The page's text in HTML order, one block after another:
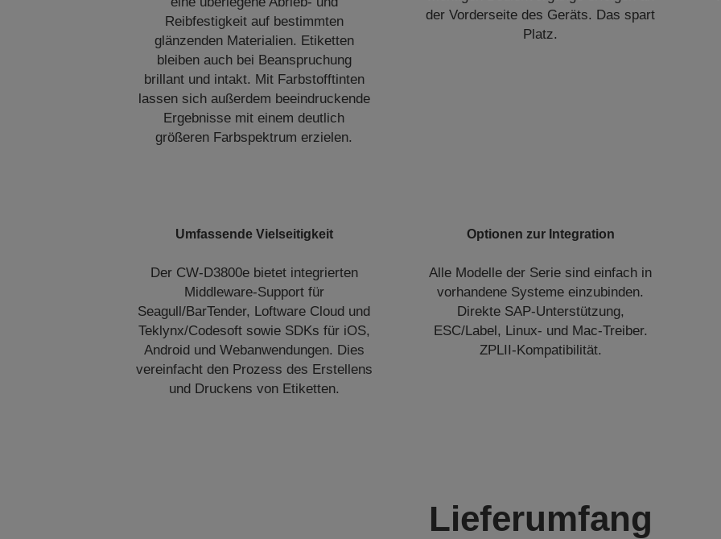
Reibfestigkeit auf bestimmten
glänzenden Materialien. Etiketten
bleiben auch bei Beanspruchung
brillant und intakt. Mit Farbstofftinten
lassen sich außerdem beeindruckende
Ergebnisse mit einem deutlich
größeren Farbspektrum erzielen.
der Vorderseite des Geräts. Das spart
Platz.
Umfassende Vielseitigkeit
Der CW-D3800e bietet integrierten
Middleware-Support für
Seagull/BarTender, Loftware Cloud und
Teklynx/Codesoft sowie SDKs für iOS,
Android und Webanwendungen. Dies
vereinfacht den Prozess des Erstellens
und Druckens von Etiketten.
Optionen zur Integration
Alle Modelle der Serie sind einfach in
vorhandene Systeme einzubinden.
Direkte SAP-Unterstützung,
ESC/Label, Linux- und Mac-Treiber.
ZPLII-Kompatibilität.
Lieferumfang